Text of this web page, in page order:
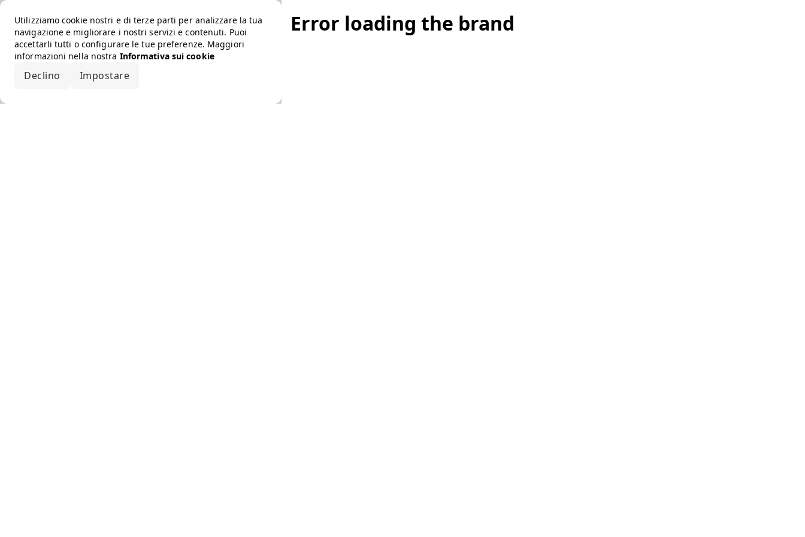
Utilizziamo cookie nostri e di terze parti per analizzare la tua
navigazione e migliorare i nostri servizi e contenuti. Puoi
accettarli tutti o configurare le tue preferenze. Maggiori
informazioni nella nostra Informativa sui cookie
Declino Impostare
Error loading the brand